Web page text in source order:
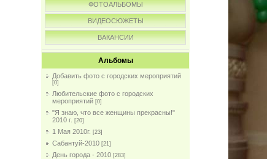
ФОТОАЛЬБОМЫ
ВИДЕОСЮЖЕТЫ
ВАКАНСИИ
Альбомы
Добавить фото с городских мероприятий
[0]
Любительские фото с городских
мероприятий [0]
"Я знаю, что все женщины прекрасны!"
2010 г. [20]
1 Мая 2010г. [23]
Сабантуй-2010 [21]
День города - 2010 [283]